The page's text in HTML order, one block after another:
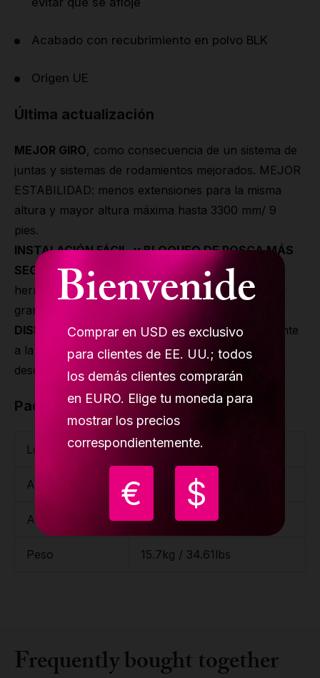
Bienvenide
Comprar en USD es exclusivo
para clientes de EE. UU.; todos
los demás clientes comprarán
en EURO. Elige tu moneda para
mostrar los precios
correspondientemente.
€ $
Acabado con recubrimiento en polvo BLK
Origen UE
Última actualización
MEJOR GIRO, como consecuencia de un sistema de
juntas y sistemas de rodamientos mejorados. MEJOR
ESTABILIDAD: menos extensiones para la misma
altura y mayor altura máxima hasta 3300 mm/ 9
pies.
INSTALACIÓN FÁCIL y BLOQUEO DE ROSCA MÁS
SEGURO:nueva tecnología para el bloqueo, sin
herramientas de llave grandes y poco prácticas, y
gran ajuste de las tuercas de bloqueo.
DISEÑO SUAVE:la cubierta se ajusta perfectamente
a la parte inferior - sin grietas, la cubierta no se
desenrosca durante el ejercicio.
Paquete
Longitud 120cm / 3'11.25''
Ancho 23 cm / 9.06''
Altura 15cm / 5.91''
Peso 15.7kg / 34.61lbs
Frequently bought together